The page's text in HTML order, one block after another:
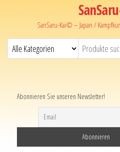
SanSaru-Kai© – Japan /
Abonnieren Sie unseren Newsletter!